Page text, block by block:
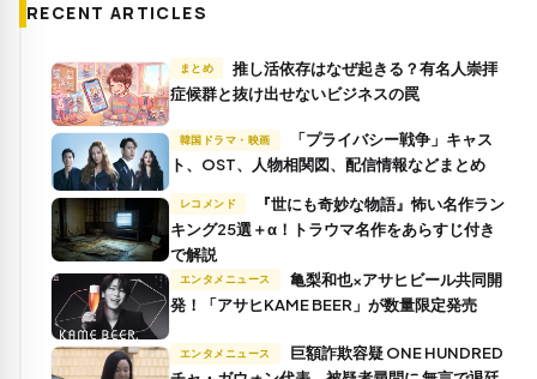
RECENT ARTICLES
まとめ
推し活依存はなぜ起きる？有名人崇拝
症候群と抜け出せないビジネスの罠
韓国ドラマ・映画
ト、OST、人物相関図、配信情報などまとめ
レコメンド
キング25選＋α！トラウマ名作をあらすじ付き
で解説
エンタメニュース
発！「アサヒKAME BEER」が数量限定発売
エンタメニュース